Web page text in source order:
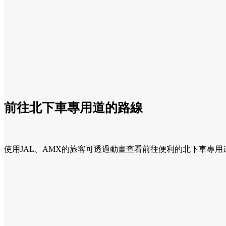
前往北下車專用道的路線
使用JAL、AMX的旅客可透過動畫查看前往便利的北下車專用